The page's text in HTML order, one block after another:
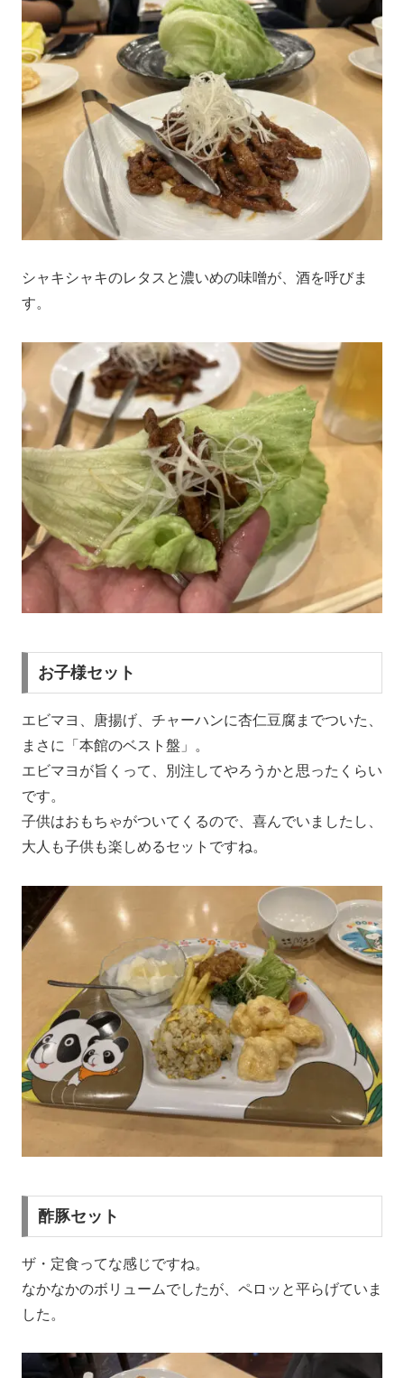
シャキシャキのレタスと濃いめの味噌が、酒を呼びま
す。
お子様セット
エビマヨ、唐揚げ、チャーハンに杏仁豆腐までついた、
まさに「本館のベスト盤」。
エビマヨが旨くって、別注してやろうかと思ったくらい
です。
子供はおもちゃがついてくるので、喜んでいましたし、
大人も子供も楽しめるセットですね。
酢豚セット
ザ・定食ってな感じですね。
なかなかのボリュームでしたが、ペロッと平らげていま
した。